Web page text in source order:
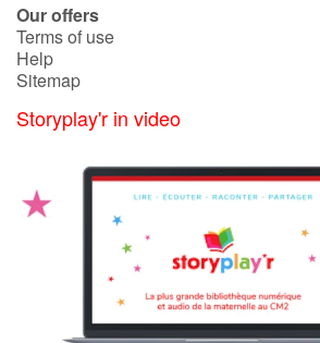
Our offers
Terms of use
Help
Sitemap
Storyplay'r in video